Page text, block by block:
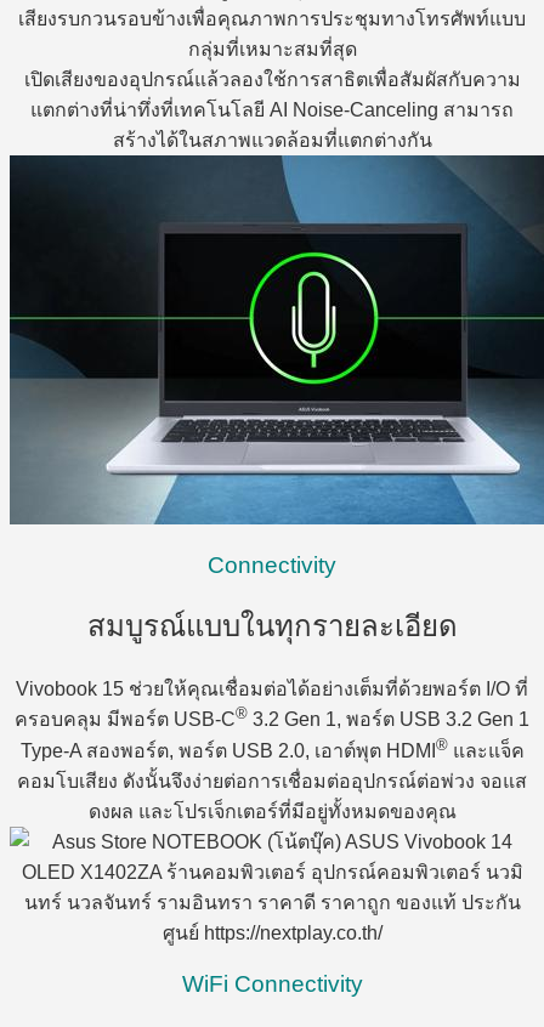
เสียงรบกวนรอบข้างเพื่อคุณภาพการประชุมทางโทรศัพท์แบบ
กลุ่มที่เหมาะสมที่สุด
เปิดเสียงของอุปกรณ์แล้วลองใช้การสาธิตเพื่อสัมผัสกับความ
แตกต่างที่น่าทึ่งที่เทคโนโลยี AI Noise-Canceling สามารถ
สร้างได้ในสภาพแวดล้อมที่แตกต่างกัน
Connectivity
สมบูรณ์แบบในทุกรายละเอียด
Vivobook 15 ช่วยให้คุณเชื่อมต่อได้อย่างเต็มที่ด้วยพอร์ต I/O ที่
ครอบคลุม มีพอร์ต USB-C® 3.2 Gen 1, พอร์ต USB 3.2 Gen 1
Type-A สองพอร์ต, พอร์ต USB 2.0, เอาต์พุต HDMI ®และแจ็ค
คอมโบเสียง ดังนั้นจึงง่ายต่อการเชื่อมต่ออุปกรณ์ต่อพ่วง จอแส
ดงผล และโปรเจ็กเตอร์ที่มีอยู่ทั้งหมดของคุณ
WiFi Connectivity